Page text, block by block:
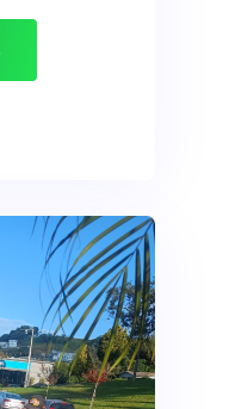
conduzidas pela
Jubelli
e
Direitos
necessidades e
idosa.
apresença de
, entre elas
, o